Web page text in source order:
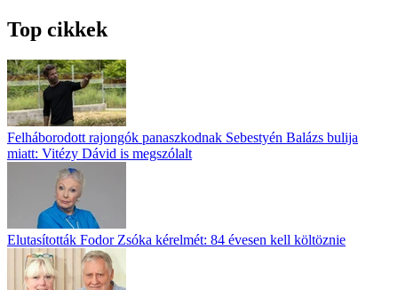
Top cikkek
Felháborodott rajongók panaszkodnak Sebestyén Balázs bulija
miatt: Vitézy Dávid is megszólalt
Elutasították Fodor Zsóka kérelmét: 84 évesen kell költöznie